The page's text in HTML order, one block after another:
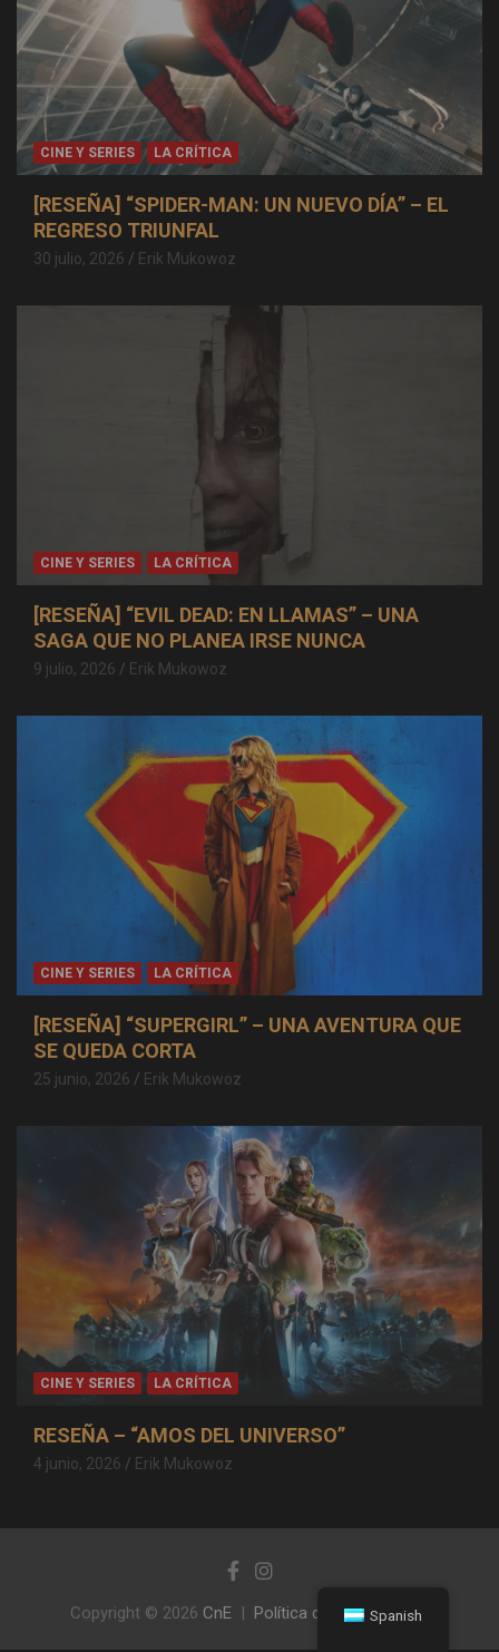
CINE Y SERIES LA CRÍTICA
[RESEÑA] “SPIDER-MAN: UN NUEVO DÍA” – EL
REGRESO TRIUNFAL
30 julio, 2026 Erik Mukowoz
CINE Y SERIES LA CRÍTICA
[RESEÑA] “EVIL DEAD: EN LLAMAS” – UNA
SAGA QUE NO PLANEA IRSE NUNCA
9 julio, 2026 Erik Mukowoz
CINE Y SERIES LA CRÍTICA
[RESEÑA] “SUPERGIRL” – UNA AVENTURA QUE
SE QUEDA CORTA
25 junio, 2026 Erik Mukowoz
CINE Y SERIES LA CRÍTICA
RESEÑA – “AMOS DEL UNIVERSO”
4 junio, 2026 Erik Mukowoz
Copyright © 2026 CnE Política de privacidad
Spanish